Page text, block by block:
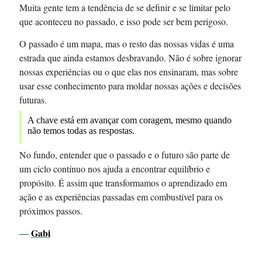
Muita gente tem a tendência de se definir e se limitar pelo
que aconteceu no passado, e isso pode ser bem perigoso.
O passado é um mapa, mas o resto das nossas vidas é uma
estrada que ainda estamos desbravando. Não é sobre ignorar
nossas experiências ou o que elas nos ensinaram, mas sobre
usar esse conhecimento para moldar nossas ações e decisões
futuras.
A chave está em avançar com coragem, mesmo quando
não temos todas as respostas.
No fundo, entender que o passado e o futuro são parte de
um ciclo contínuo nos ajuda a encontrar equilíbrio e
propósito. É assim que transformamos o aprendizado em
ação e as experiências passadas em combustível para os
próximos passos.
—Gabi